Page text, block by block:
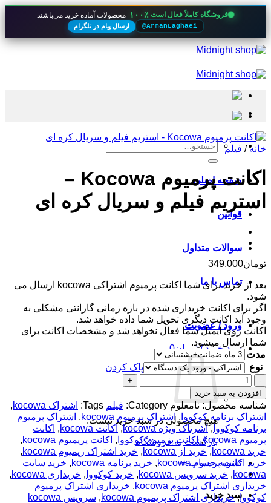
فروشگاه کاملاً فعال است ۱۰۰٪ محصولات آماده خرید می‌باشند
@ArmanLaghaei ارسال پیام در تلگرام
Skip
to
جستجو
صفحه اصلی
قوانین
سوالات متداول
تماس با ما
ورود / عضویت
سبد خرید /تومان0
هیچ محصولی در سبد خرید نیست.
بازگشت به فروشگاه
تسویه حساب +
سبد خرید
خانه / فیلم
اکانت پرمیوم Kocowa –
استریم فیلم و سریال کره ای
تومان349,000
بعد از خرید برای شما اکانت پرمیوم اشتراکی kocowa ارسال می
شود.
اگر برای اکانت خریداری شده در بازه زمانی گارانتی مشکلی به
وجود آید اکانت دیگری تحویل شما داده خواهد شد.
اکانت روی ایمیل شما فعال نخواهد شد و مشخصات اکانت برای
شما ارسال میشود.
مدت
نوع
پاک کردن
اکانت
پرمیوم
Kocowa
-
استریم
فیلم
و
سریال
کره
ای
عدد
افزودن به سبد خرید
شناسه محصول:نامعلوم Category: فیلم Tags: اشتراک kocowa
,
اشتراک برنامه کوکووا , اشتراک پرمیوم kocowa , اشتراک پرمیوم
برنامه کوکووا ,اشرتاک ویژه kocowa , اکانت kocowa , اکانت
پرمیوم kocowa
,اکانت پرمیوم کوکووا , اکانت پریمیوم kocowa
,
خرید kocowa
, خرید از kocowa , خرید اشتراک رپمیوم kocowa
,
خرید اکانت پرمیوم kocowa
, خرید برنامه kocowa , خرید سایت
kocowa
, خرید سرویس kocowa , خرید کوکووا , خریداری kocowa
,
خریداری اشتراک پرمیوم kocowa
, خریداری اشتراک پرمیوم
کوکووا,خریداری اشتراک پریمیوم kocowa , سرویس kocowa